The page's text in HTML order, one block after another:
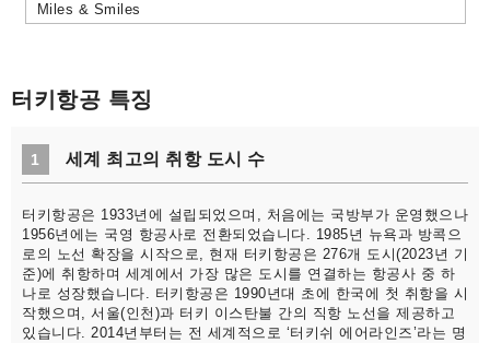
Miles & Smiles
터키항공 특징
1 세계 최고의 취항 도시 수
터키항공은 1933년에 설립되었으며, 처음에는 국방부가 운영했으나
1956년에는 국영 항공사로 전환되었습니다. 1985년 뉴욕과 방콕으
로의 노선 확장을 시작으로, 현재 터키항공은 276개 도시(2023년 기
준)에 취항하며 세계에서 가장 많은 도시를 연결하는 항공사 중 하
나로 성장했습니다. 터키항공은 1990년대 초에 한국에 첫 취항을 시
작했으며, 서울(인천)과 터키 이스탄불 간의 직항 노선을 제공하고
있습니다. 2014년부터는 전 세계적으로 ‘터키쉬 에어라인즈’라는 명